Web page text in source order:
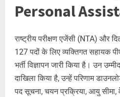
Personal
राष्ट्रीय परीक्षण एजेंसी (NTA) और
127 पदों के लिए व्यक्तिगत सहायक
भर्ती विज्ञापन जारी किया है। उन
दाखिला किया है, उन्हें परिणाम
पद सूचना, चयन प्रक्रिया, आयु